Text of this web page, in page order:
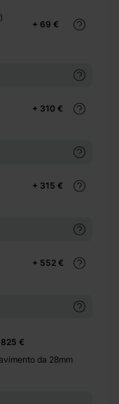
+ 69 €
+ 310 €
+ 315 €
+ 552 €
€
da 28mm